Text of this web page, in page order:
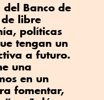
del Banco de
libre
políticas
tengan un
a futuro.
una
en un
fomentar,